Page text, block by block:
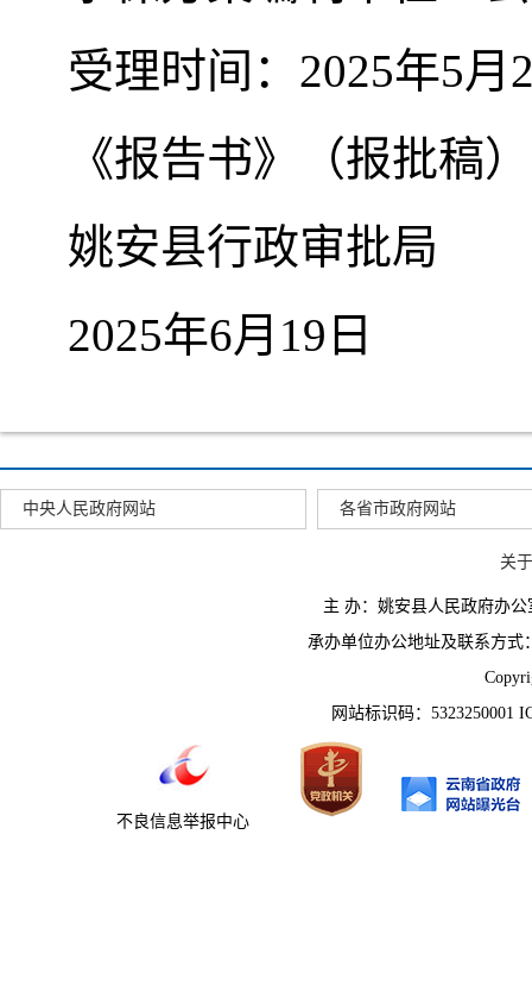
受理时间：2025年5月
《报告书》（报批稿
姚安县行政审批局
2025年6月19日
中央人民政府网站 各省市政府网站
关
主 办：姚安县人民政府办
承办单位办公地址及联系方式
网站标识码：5323250001
不良信息举报中心